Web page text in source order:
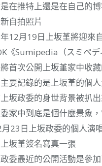
在推特上還是在自己的
自拍照片
12月19日上坂堇將迎來
《Sumipedia（スミペデ
首次公開上坂堇家中收
要記錄的是上坂堇的個
坂政委的身世背景被扒
家中到底是個什麼景象
23日上坂政委的個人演
坂堇簽名寫真一張
委最近的公開活動是參